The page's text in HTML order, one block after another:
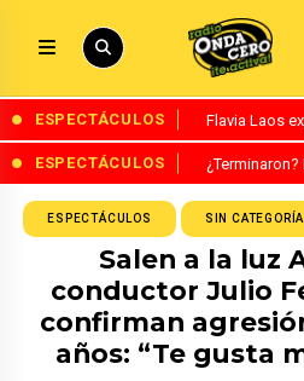
ESPECTÁCULOS Flavia Laos
ESPECTÁCULOS
ESPECTÁCULOS SIN CATEGORÍA
Salen a la luz
conductor Julio
confirman
años: “Te gusta